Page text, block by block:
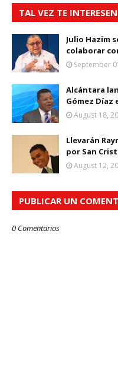
TAL VEZ TE
Julio Hazim
colaborar
September
Alcántara
Gómez Díaz
August 18,
Llevarán
por San
August 12,
PUBLICAR UN
0 Comentarios